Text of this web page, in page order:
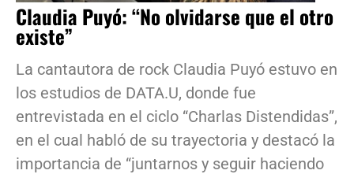
Claudia Puyó: “No olvidarse que el otro
existe”
La cantautora de rock Claudia Puyó estuvo en
los estudios de DATA.U, donde fue
entrevistada en el ciclo “Charlas Distendidas”,
en el cual habló de su trayectoria y destacó la
importancia de “juntarnos y seguir haciendo